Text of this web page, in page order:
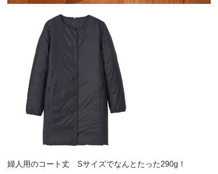
婦人用のコート丈 Sサイズでなんとたった290g！